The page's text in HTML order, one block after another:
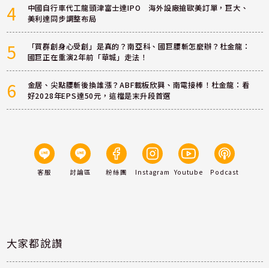
4
中國自行車代工龍頭津富士達IPO 海外設廠搶歐美訂單，巨大、
美利達同步調整布局
5
「買群創身心受創」是真的？南亞科、國巨腰斬怎麼辦？杜金龍：
國巨正在重演2年前「華城」走法！
6
金居、尖點腰斬後換誰漲？ABF載板欣興、南電接棒！杜金龍：看
好2028年EPS達50元，這檔是末升段首選
客服 討論區 粉絲團 Instagram Youtube Podcast
大家都說讚